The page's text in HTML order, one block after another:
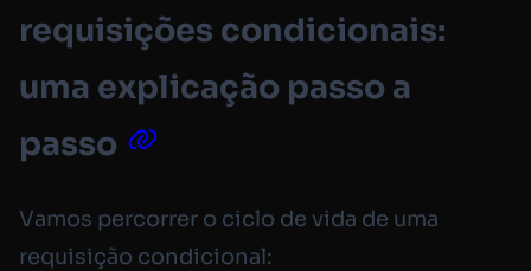
requisições condicionais:
uma explicação passo a
passo
Vamos percorrer o ciclo de vida de uma
requisição condicional: